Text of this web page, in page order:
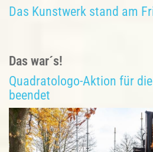
Das Kunstwerk stand am
Das war´s!
Quadratologo-Aktion für
beendet